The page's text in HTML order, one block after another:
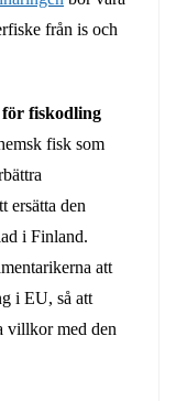
från is och
fiskodling
fisk som
ersätta den
i Finland.
att
i EU, så att
villkor med den